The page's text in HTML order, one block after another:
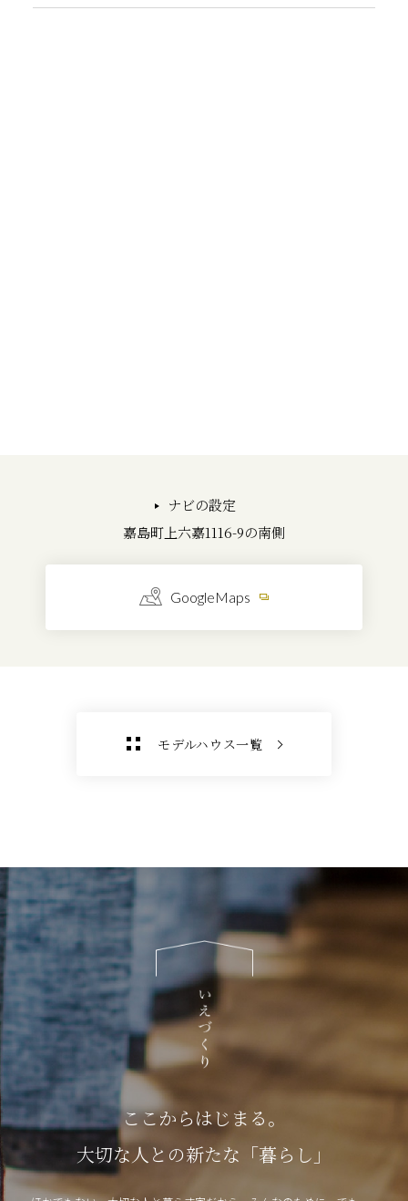
ナビの設定
嘉島町上六嘉1116-9の南側
GoogleMaps
モデルハウス一覧
ここからはじまる。
大切な人との新たな「暮らし」